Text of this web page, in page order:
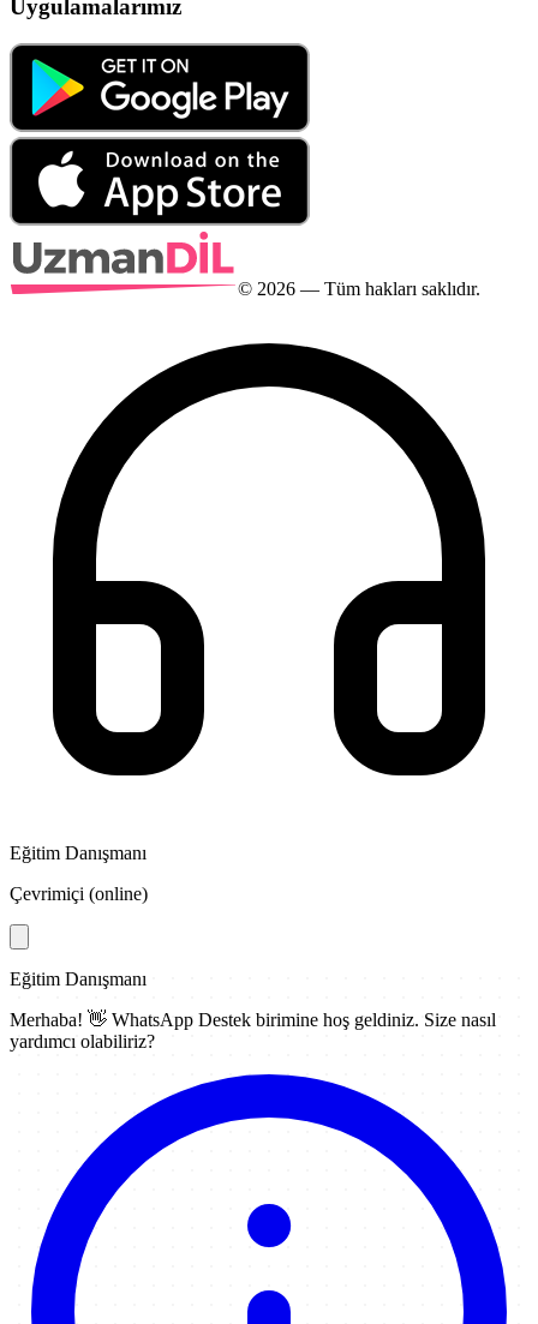
Uygulamalarımız
© 2026 — Tüm hakları saklıdır.
Eğitim Danışmanı
Çevrimiçi (online)
Eğitim Danışmanı
Merhaba! 👋 WhatsApp Destek birimine hoş geldiniz. Size nasıl
yardımcı olabiliriz?